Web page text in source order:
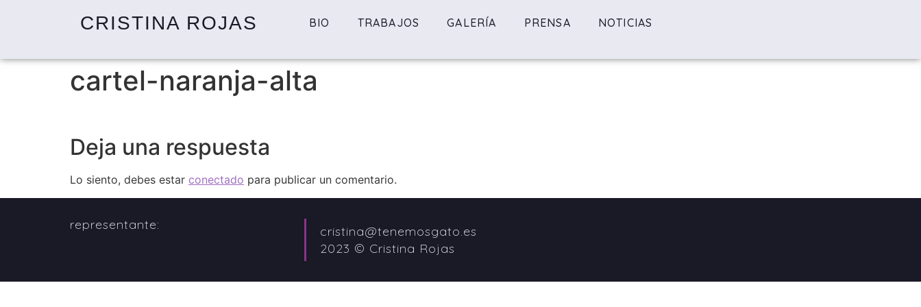
CRISTINA ROJAS BIO TRABAJOS GALERÍA PRENSA NOTICIAS
cartel-naranja-alta
Deja una respuesta
Lo siento, debes estar conectado para publicar un comentario.
representante:
cristina@tenemosgato.es
2023 © Cristina Rojas